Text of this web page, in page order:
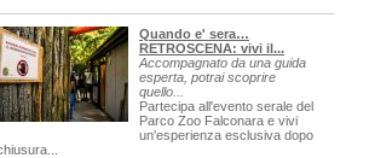
Quando e' sera…
RETROSCENA: vivi il...
Accompagnato da una guida
esperta, potrai scoprire
quello...
Partecipa all'evento serale del
Parco Zoo Falconara e vivi
un'esperienza esclusiva dopo